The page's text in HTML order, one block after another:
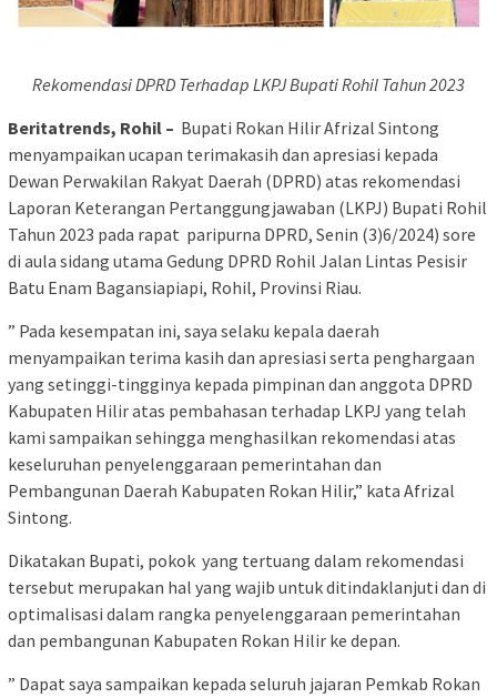
Rekomendasi DPRD Terhadap LKPJ Bupati Rohil Tahun 2023
Beritatrends, Rohil – Bupati Rokan Hilir Afrizal Sintong
menyampaikan ucapan terimakasih dan apresiasi kepada
Dewan Perwakilan Rakyat Daerah (DPRD) atas rekomendasi
Laporan Keterangan Pertanggungjawaban (LKPJ) Bupati Rohil
Tahun 2023 pada rapat paripurna DPRD, Senin (3)6/2024) sore
di aula sidang utama Gedung DPRD Rohil Jalan Lintas Pesisir
Batu Enam Bagansiapiapi, Rohil, Provinsi Riau.
” Pada kesempatan ini, saya selaku kepala daerah
menyampaikan terima kasih dan apresiasi serta penghargaan
yang setinggi-tingginya kepada pimpinan dan anggota DPRD
Kabupaten Hilir atas pembahasan terhadap LKPJ yang telah
kami sampaikan sehingga menghasilkan rekomendasi atas
keseluruhan penyelenggaraan pemerintahan dan
Pembangunan Daerah Kabupaten Rokan Hilir,” kata Afrizal
Sintong.
Dikatakan Bupati, pokok yang tertuang dalam rekomendasi
tersebut merupakan hal yang wajib untuk ditindaklanjuti dan di
optimalisasi dalam rangka penyelenggaraan pemerintahan
dan pembangunan Kabupaten Rokan Hilir ke depan.
” Dapat saya sampaikan kepada seluruh jajaran Pemkab Rokan